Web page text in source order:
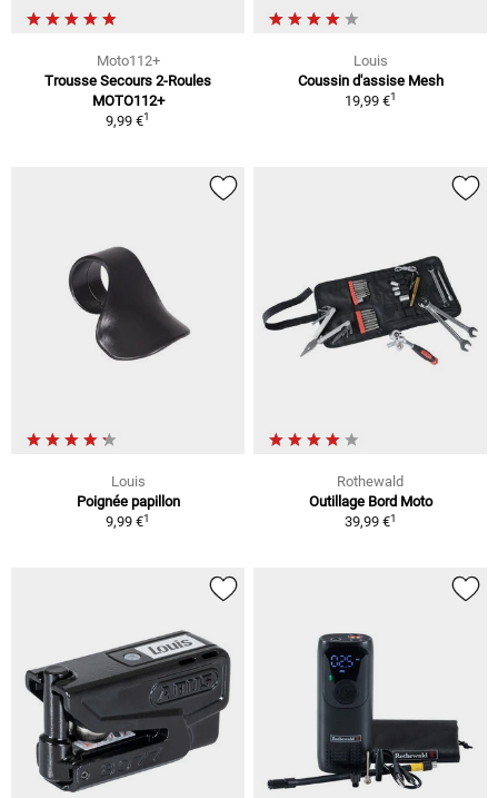
Moto112+
Trousse Secours 2-Roules
MOTO112+
9,99 €1
Louis
Coussin d'assise Mesh
19,99 €1
Louis
Poignée papillon
9,99 €1
Rothewald
Outillage Bord Moto
39,99 €1